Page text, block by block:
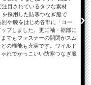
目されているタフな素材
を採用した防寒つなぎ服で
や膝をはじめ各部に「コー
プしました。更に袖・裾部に
でもファスナーの開閉がスム
の機能も充実です。ワイルド
れでかっこいい防寒つなぎ服